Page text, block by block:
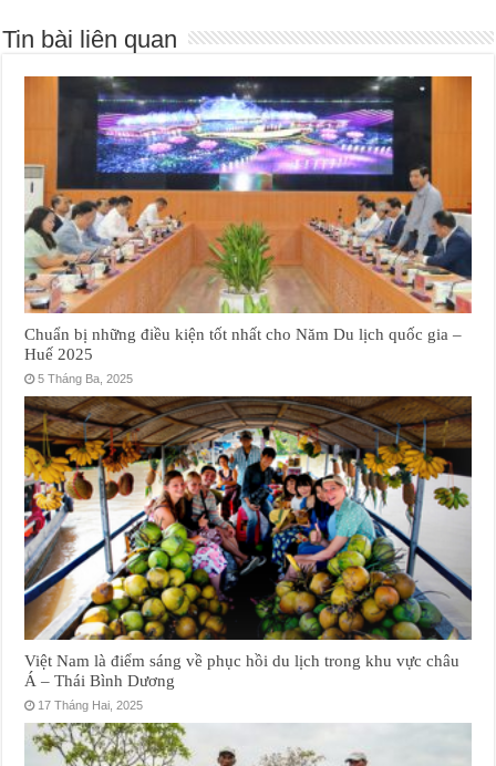
Tin bài liên quan
Chuẩn bị những điều kiện tốt nhất cho Năm Du lịch quốc gia –
Huế 2025
5 Tháng Ba, 2025
Việt Nam là điểm sáng về phục hồi du lịch trong khu vực châu
Á – Thái Bình Dương
17 Tháng Hai, 2025